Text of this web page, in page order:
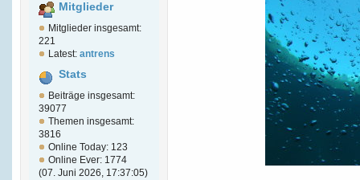
Mitglieder
Mitglieder insgesamt:
221
Latest: antrens
Stats
Beiträge insgesamt:
39077
Themen insgesamt:
3816
Online Today: 123
Online Ever: 1774
(07. Juni 2026, 17:37:05)